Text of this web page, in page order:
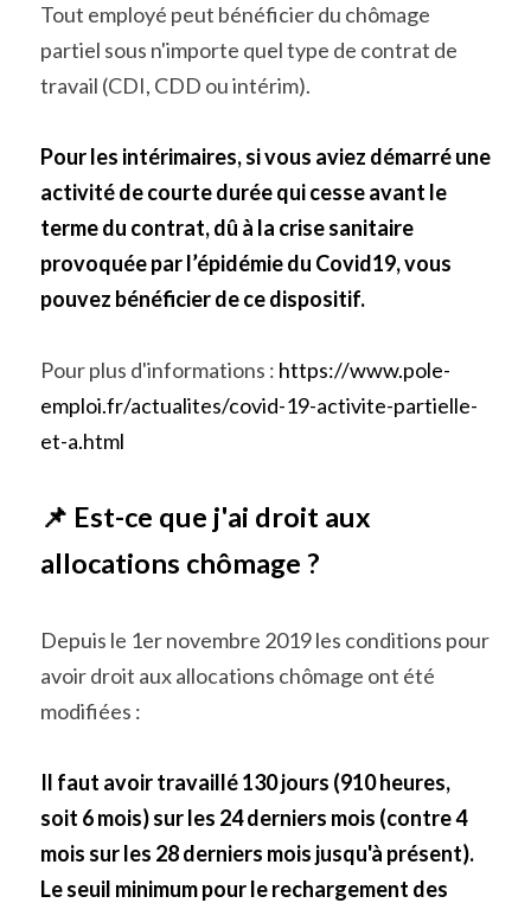
Tout employé peut bénéficier du chômage
partiel sous n'importe quel type de contrat de
travail (CDI, CDD ou intérim).
Pour les intérimaires, si vous aviez démarré une
activité de courte durée qui cesse avant le
terme du contrat, dû à la crise sanitaire
provoquée par l’épidémie du Covid19, vous
pouvez bénéficier de ce dispositif.
Pour plus d'informations : https://www.pole-
emploi.fr/actualites/covid-19-activite-partielle-
et-a.html
📌 Est-ce que j'ai droit aux
allocations chômage ?
Depuis le 1er novembre 2019 les conditions pour
avoir droit aux allocations chômage ont été
modifiées :
Il faut avoir travaillé 130 jours (910 heures,
soit 6 mois) sur les 24 derniers mois (contre 4
Le seuil minimum pour le rechargement des